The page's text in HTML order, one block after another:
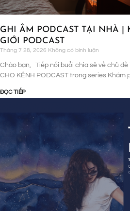
GHI ÂM PODCAST TẠI NHÀ |
GIỚI PODCAST
Tháng 7 28, 2026 Không có bình luận
Chào bạn, Tiếp nối buổi chia sẻ về chủ đề
CHO KÊNH PODCAST trong series Khám
ĐỌC TIẾP